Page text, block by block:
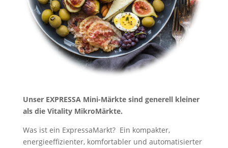
Unser EXPRESSA Mini-Märkte sind generell kleiner
als die Vitality MikroMärkte.
Was ist ein ExpressaMarkt? Ein kompakter,
energieeffizienter, komfortabler und automatisierter